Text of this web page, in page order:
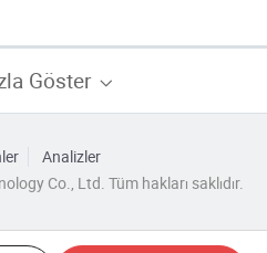
Göster
Analizler
Co., Ltd. Tüm hakları saklıdır.